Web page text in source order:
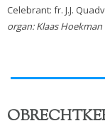
Celebrant: fr. J.J.
organ: Klaas Hoekman